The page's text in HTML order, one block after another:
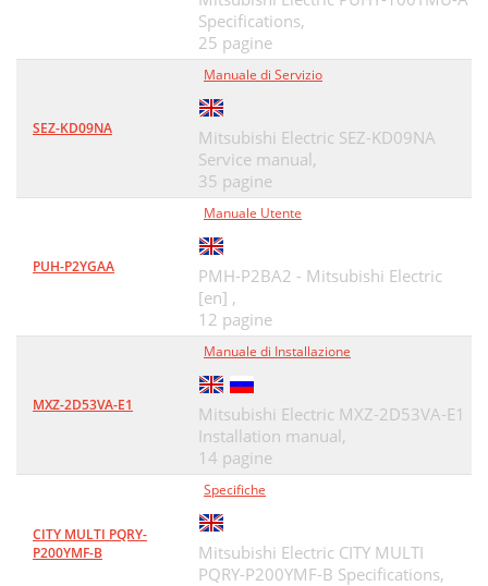
Specifications,
25 pagine
SEZ-KD09NA
Manuale di Servizio
Mitsubishi Electric SEZ-KD09NA
Service manual,
35 pagine
PUH-P2YGAA
Manuale Utente
PMH-P2BA2 - Mitsubishi Electric
[en] ,
12 pagine
MXZ-2D53VA-E1
Manuale di Installazione
Mitsubishi Electric MXZ-2D53VA-E1
Installation manual,
14 pagine
CITY MULTI PQRY-
P200YMF-B
Specifiche
Mitsubishi Electric CITY MULTI
PQRY-P200YMF-B Specifications,